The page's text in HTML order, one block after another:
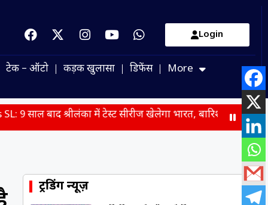
Login
टेक – ऑटो कड़क खुलासा डिफेंस More
में टेस्ट सीरीज खेलेगा भारत, बारिश और चोट ने बढ़ाई टीम इंडिया की
ट्रेंडिंग न्यूज़